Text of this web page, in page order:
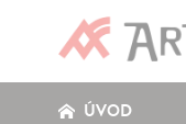
ÚVOD